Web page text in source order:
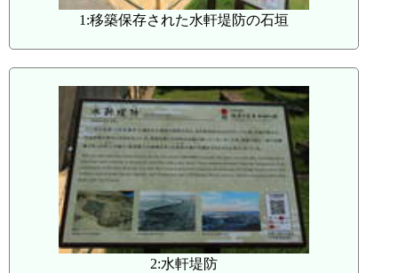
1:移築保存された水軒堤防の石垣
2:水軒堤防